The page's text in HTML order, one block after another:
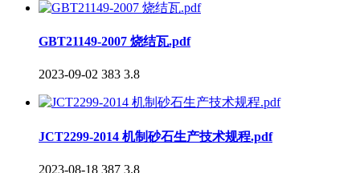
GBT21149-2007 烧结瓦.pdf
2023-09-02 383 3.8
JCT2299-2014 机制砂石生产技术规程.pdf
2023-08-18 387 3.8